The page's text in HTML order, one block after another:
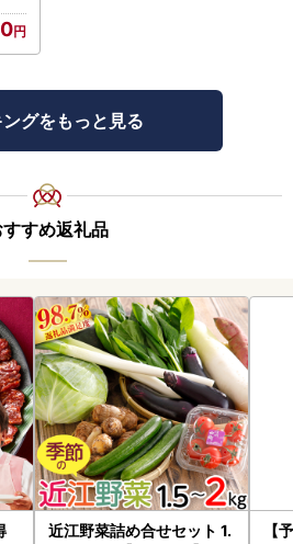
グをもっと見る
すすめ返礼品
近江野菜詰め合せセット 1.
【